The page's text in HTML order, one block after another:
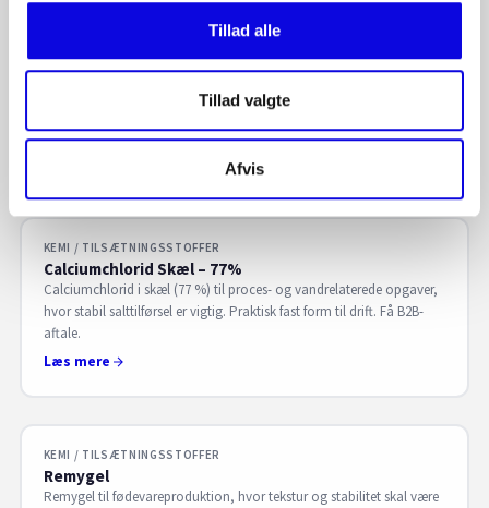
Tillad alle
Tillad valgte
Afvis
KEMI / TILSÆTNINGSSTOFFER
Dextrose
sødme og funktionelle egenskaber indgår. Stabil kvalitet og
leverance. Få B2B-aftale hos S. Sørensen.
KEMI / TILSÆTNINGSSTOFFER
Calciumchlorid Skæl – 77%
Calciumchlorid i skæl (77 %) til proces- og vandrelaterede opgaver,
hvor stabil salttilførsel er vigtig. Praktisk fast form til drift. Få B2B-
aftale.
Læs mere
KEMI / TILSÆTNINGSSTOFFER
Remygel
Remygel til fødevareproduktion, hvor tekstur og stabilitet skal være